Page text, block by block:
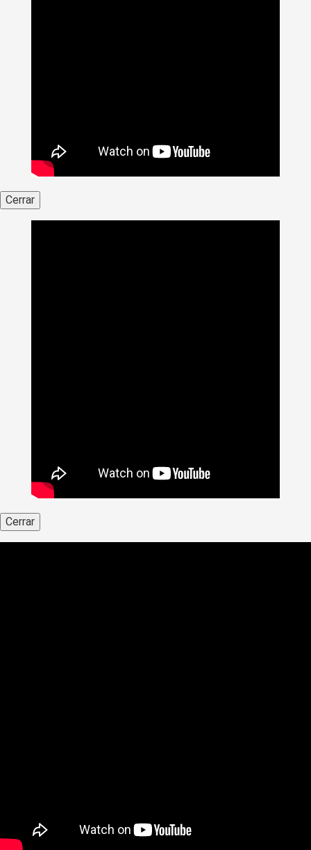
Cerrar
Cerrar